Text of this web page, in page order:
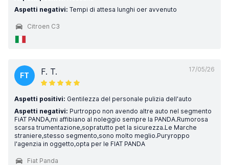
Aspetti negativi: Tempi di attesa lunghi oer avvenuto
Citroen C3
17/05/26
FT F. T.
Aspetti positivi: Gentilezza del personale pulizia dell'auto
Aspetti negativi: Purtroppo non avendo altre auto nel segmento
FiAT PANDA,mi affibiano al noleggio sempre la PANDA.Rumorosa
scarsa trumentazione,sopratutto pet la sicurezza.Le Marche
straniere,stesso segmento,sono molto meglio.Puryroppo
l'agenzia in oggetto,opta per le FIAT PANDA
Fiat Panda